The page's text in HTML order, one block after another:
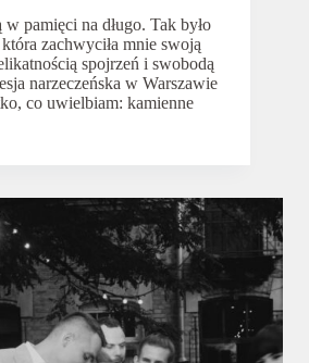
pamięci na długo. Tak było
zachwyciła mnie swoją
spojrzeń i swobodą
narzeczeńska w Warszawie
co uwielbiam: kamienne